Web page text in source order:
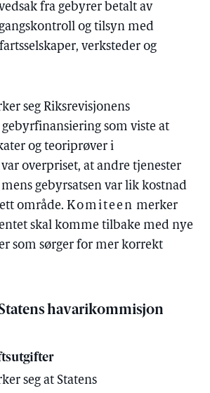
fra gebyrer betalt av
og tilsyn med
verksteder og
seg Riksrevisjonens
som viste at
og teoriprøver i
overpriset, at andre tjenester
gebyrsatsen var lik kostnad
område. Komiteen merker
skal komme tilbake med nye
som sørger for mer korrekt
havarikommisjon
seg at Statens